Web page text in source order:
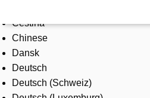
Products & Solutions
Industries
Services
About us
Where to buy
Čeština
Chinese
Dansk
Deutsch
Deutsch (Schweiz)